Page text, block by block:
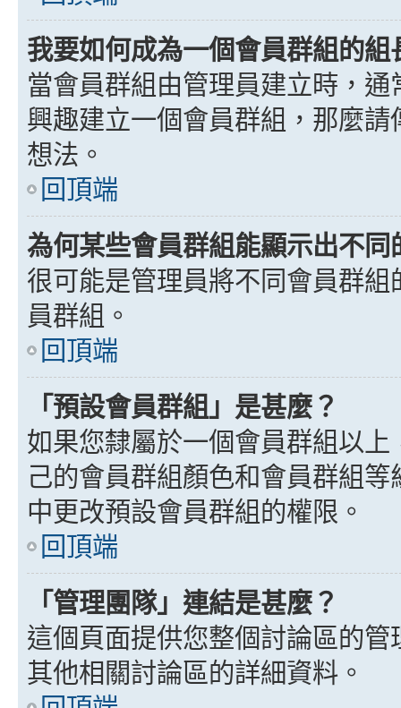
我要如何成為一個會員群組的組
當會員群組由管理員建立時，
興趣建立一個會員群組，那麼
想法。
回頂端
為何某些會員群組能顯示出不同
很可能是管理員將不同會員群
員群組。
回頂端
「預設會員群組」是甚麼？
如果您隸屬於一個會員群組以
己的會員群組顏色和會員群組
中更改預設會員群組的權限。
回頂端
「管理團隊」連結是甚麼？
這個頁面提供您整個討論區的
其他相關討論區的詳細資料。